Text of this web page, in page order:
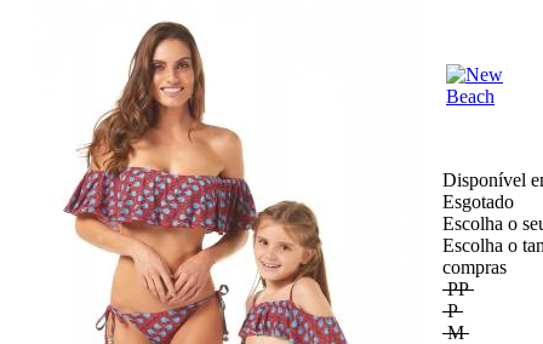
Disponível
Esgotado
Escolha o
Escolha o
compras
PP
P
M